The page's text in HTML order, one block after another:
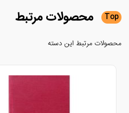
Top محصولاتمرتبط
محصولات مرتبط این دسته